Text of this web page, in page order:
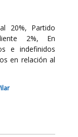
20%, Partido
2%, En
e indefinidos
en relación al